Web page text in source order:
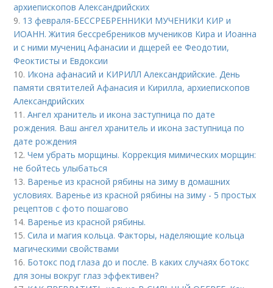
архиепископов Александрийских
9. 13 февраля-БЕССРЕБРЕННИКИ МУЧЕНИКИ КИР и
ИОАНН. Жития бессребреников мучеников Кира и Иоанна
и с ними мучениц Афанасии и дщерей ее Феодотии,
Феоктисты и Евдоксии
10. Икона афанасий и КИРИЛЛ Александрийские. День
памяти святителей Афанасия и Кирилла, архиепископов
Александрийских
11.Ангел хранитель и икона заступница по дате
рождения. Ваш ангел хранитель и икона заступница по
дате рождения
12.Чем убрать морщины. Коррекция мимических морщин:
не бойтесь улыбаться
13. Варенье из красной рябины на зиму в домашних
условиях. Варенье из красной рябины на зиму - 5 простых
рецептов с фото пошагово
14. Варенье из красной рябины.
15.Сила и магия кольца. Факторы, наделяющие кольца
магическими свойствами
16. Ботокс под глаза до и после. В каких случаях ботокс
для зоны вокруг глаз эффективен?